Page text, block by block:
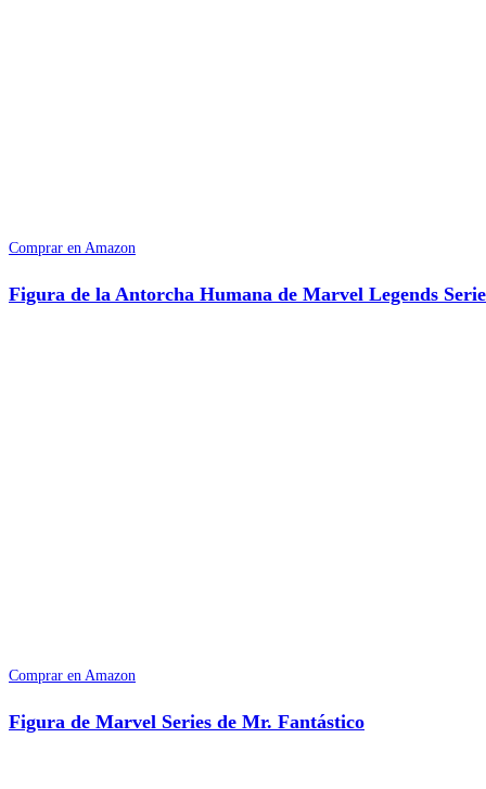
Comprar en Amazon
Figura de la Antorcha Humana de Marvel Legends
Comprar en Amazon
Figura de Marvel Series de Mr. Fantástico